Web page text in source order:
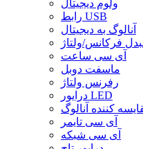
ولوم دیجیتال
رابط USB
آنالوگ به دیجیتال
فرکانس/ولتاژ
آی سی ساعت
ماسفت دوبل
رفرنس ولتاژ
درایور LED
کننده آنالوگ
آی سی تایمر
آی سی شبکه